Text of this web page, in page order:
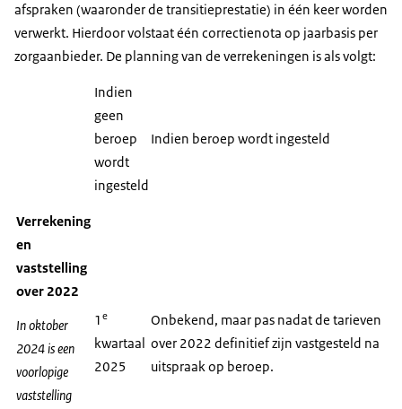
afspraken (waaronder de transitieprestatie) in één keer worden
verwerkt. Hierdoor volstaat één correctienota op jaarbasis per
zorgaanbieder. De planning van de verrekeningen is als volgt:
Indien
geen
beroep
wordt
ingesteld
Indien beroep wordt ingesteld
Verrekening
en
vaststelling
over 2022
In oktober
2024 is een
voorlopige
vaststelling
1 e
kwartaal
2025
Onbekend, maar pas nadat de tarieven
over 2022 definitief zijn vastgesteld na
uitspraak op beroep.